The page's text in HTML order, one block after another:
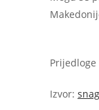
Izvor: